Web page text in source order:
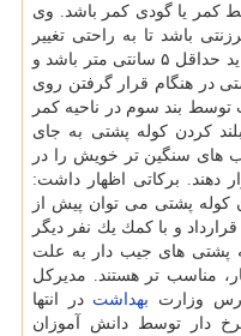
بالاتر از خط كمر یا گودی كمر باشد. وی
باشد تا به راحتی تغییر
شكل ندهد. عرض بندهای كوله پشتی باید حداقل ۵ سانتی متر باشد و
در هنگام قرار گرفتن روی
توسط بند سوم در ناحیه كمر
كردن كوله پشتی به جای
های سنگین تر خویش را در
بركاتی اظهار داشت:
كوله پشتی می توان پیش از
و با كمك یك نفر دیگر
پشتی های جیب دار به علت
مناسب تر هستند. مدیركل
وزارت بهداشت در انتها
دار توسط دانش آموزان